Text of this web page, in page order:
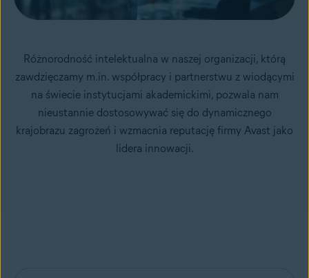
Różnorodność intelektualna w naszej organizacji, którą
zawdzięczamy m.in. współpracy i partnerstwu z wiodącymi
na świecie instytucjami akademickimi, pozwala nam
nieustannie dostosowywać się do dynamicznego
krajobrazu zagrożeń i wzmacnia reputację firmy Avast jako
lidera innowacji.